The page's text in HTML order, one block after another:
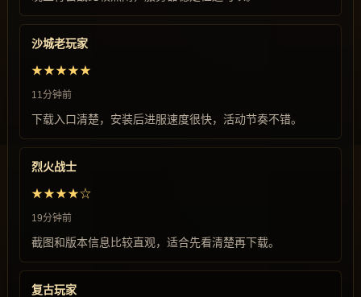
沙城老玩家
★★★★★
11分钟前
下载入口清楚，安装后进服速度很快，活动节奏不错。
烈火战士
★★★★☆
19分钟前
截图和版本信息比较直观，适合先看清楚再下载。
复古玩家